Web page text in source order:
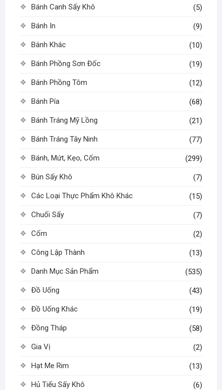
chọn
Bánh Canh Sấy Khô (5)
Bánh In (9)
Bánh Khác (10)
Bánh Phồng Sơn Đốc (19)
Bánh Phồng Tôm (12)
Bánh Pía (68)
Bánh Tráng Mỹ Lồng (21)
Bánh Tráng Tây Ninh (77)
Bánh, Mứt, Kẹo, Cốm (299)
Bún Sấy Khô (7)
Các Loại Thực Phẩm Khô Khác (15)
Chuối Sấy (7)
Cốm (2)
Công Lập Thành (13)
Danh Mục Sản Phẩm (535)
Đồ Uống (43)
Đồ Uống Khác (19)
Đồng Tháp (58)
Gia Vị (2)
Hạt Me Rim (13)
Hủ Tiếu Sấy Khô (6)